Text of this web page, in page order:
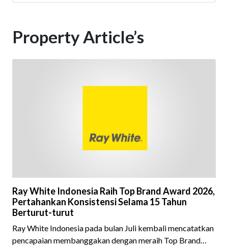
Property Article’s
Ray White Indonesia Raih Top Brand Award 2026,
Pertahankan Konsistensi Selama 15 Tahun
Berturut-turut
Ray White Indonesia pada bulan Juli kembali mencatatkan
pencapaian membanggakan dengan meraih Top Brand